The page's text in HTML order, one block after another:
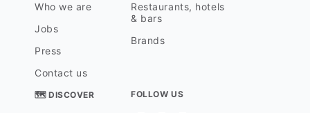
Who we are
Jobs
Press
Contact us
Restaurants, hotels
& bars
Brands
🗺 DISCOVER FOLLOW US